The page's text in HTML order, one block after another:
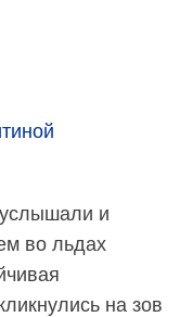
и
во льдах
на зов